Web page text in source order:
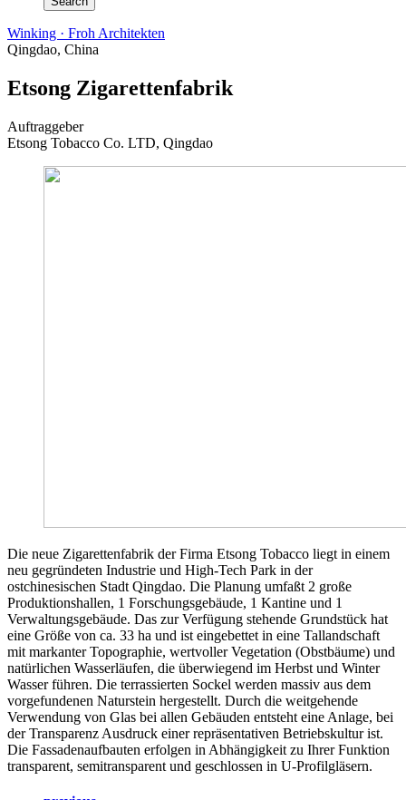
Winking · Froh Architekten
Qingdao, China
Etsong Zigarettenfabrik
Auftraggeber
Etsong Tobacco Co. LTD, Qingdao
Die neue Zigarettenfabrik der Firma Etsong Tobacco liegt in einem
neu gegründeten Industrie und High-Tech Park in der
ostchinesischen Stadt Qingdao. Die Planung umfaßt 2 große
Produktionshallen, 1 Forschungsgebäude, 1 Kantine und 1
Verwaltungsgebäude. Das zur Verfügung stehende Grundstück hat
eine Größe von ca. 33 ha und ist eingebettet in eine Tallandschaft
mit markanter Topographie, wertvoller Vegetation (Obstbäume) und
natürlichen Wasserläufen, die überwiegend im Herbst und Winter
Wasser führen. Die terrassierten Sockel werden massiv aus dem
vorgefundenen Naturstein hergestellt. Durch die weitgehende
Verwendung von Glas bei allen Gebäuden entsteht eine Anlage, bei
der Transparenz Ausdruck einer repräsentativen Betriebskultur ist.
Die Fassadenaufbauten erfolgen in Abhängigkeit zu Ihrer Funktion
transparent, semitransparent und geschlossen in U-Profilgläsern.